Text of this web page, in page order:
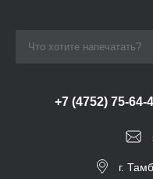
+7 (4752) 75-64-
г.